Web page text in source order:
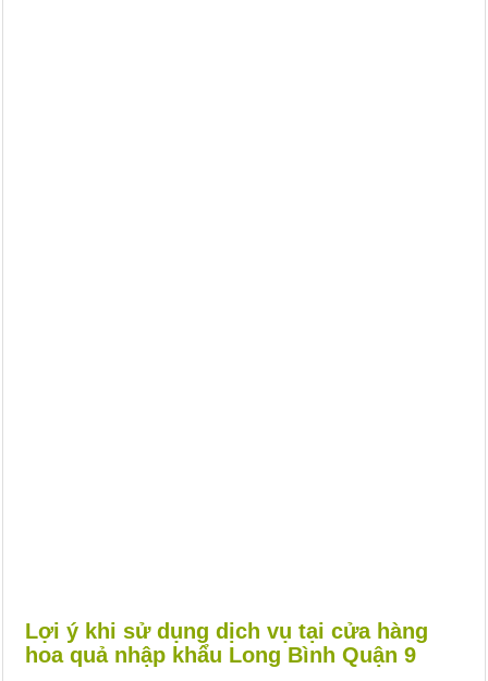
Lợi ý khi sử dụng dịch vụ tại cửa hàng
hoa quả nhập khẩu Long Bình Quận 9